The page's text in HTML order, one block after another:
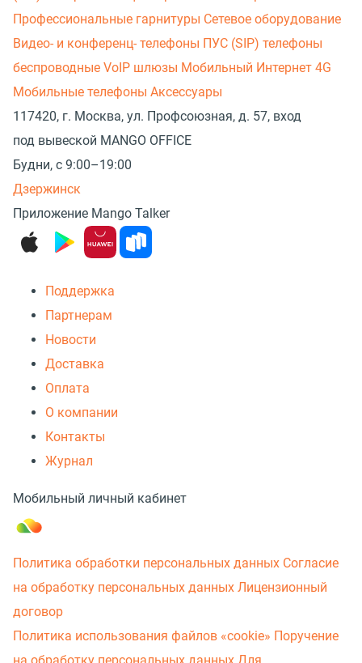
Профессиональные гарнитуры Сетевое оборудование
Видео- и конференц- телефоны ПУС (SIP) телефоны
беспроводные VoIP шлюзы Мобильный Интернет 4G
Мобильные телефоны Аксессуары
117420, г. Москва, ул. Профсоюзная, д. 57, вход
под вывеской MANGO OFFICE
Будни, с 9:00–19:00
Дзержинск
Приложение Mango Talker
Поддержка
Партнерам
Новости
Доставка
Оплата
О компании
Контакты
Журнал
Мобильный личный кабинет
Политика обработки персональных данных Согласие
на обработку персональных данных Лицензионный
договор
Политика использования файлов «cookie» Поручение